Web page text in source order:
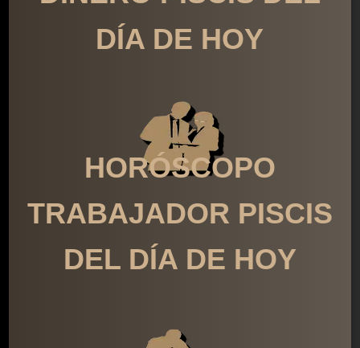
DÍA DE HOY
HORÓSCOPO
TRABAJADOR PISCIS
DEL DÍA DE HOY